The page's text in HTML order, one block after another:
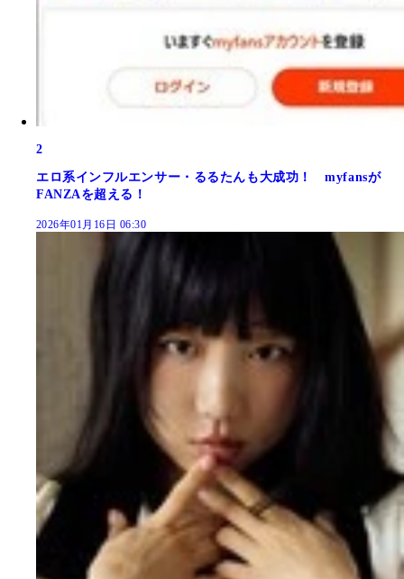
2
エロ系インフルエンサー・るるたんも大成功！ myfansが
FANZAを超える！
2026年01月16日 06:30